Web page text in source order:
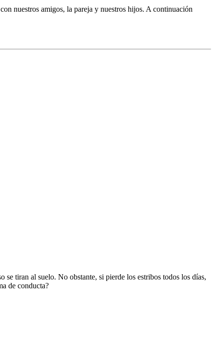
nuestros amigos, la pareja y nuestros hijos. A continuación
tiran al suelo. No obstante, si pierde los estribos todos los días,
de conducta?